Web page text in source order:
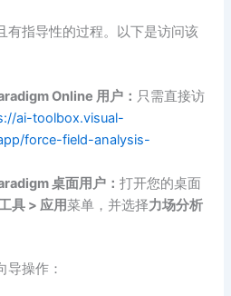
有指导性的过程。以下是访问该
Online 用户： 只需直接访
ai-toolbox.visual-
force-field-analysis-
桌面用户：打开您的桌面
具 > 应用菜单，并选择力场分析
导操作：